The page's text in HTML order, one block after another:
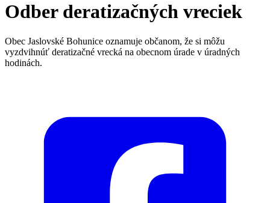
Odber deratizačných vreciek
Obec Jaslovské Bohunice oznamuje občanom, že si môžu
vyzdvihnúť deratizačné vrecká na obecnom úrade v úradných
hodinách.